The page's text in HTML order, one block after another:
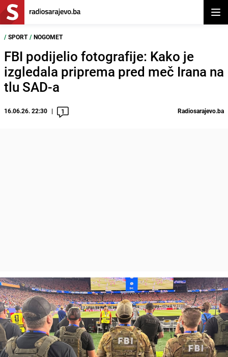
/ SPORT / NOGOMET
FBI podijelio fotografije: Kako je
izgledala priprema pred meč Irana na
tlu SAD-a
16.06.26. 22:30 1 Radiosarajevo.ba